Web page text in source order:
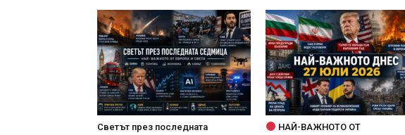
Светът през последната
НАЙ-ВАЖНОТО ОТ